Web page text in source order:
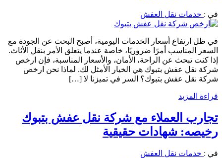
في : خدمات نقل العفش
في ظل ارتفاع أسعار الخدمات اليومية، أصبح البحث عن الجودة مع
السعر المناسب أمرًا ضروريًا، خاصة عندما يتعلق الأمر بنقل الأثاث.
إذا كنت تبحث عن الراحة، الأمان، والأسعار المناسبة، فإن ارخص
شركة نقل عفش بتبوك هي الخيار الأمثل لك. لماذا نحن ارخص
شركة نقل عفش بتبوك؟ السر في تميزنا لا […]
قراءة المزيد
تجارب العملاء مع شركة نقل عفش بتبوك
رخيصه: شهادات حقيقية
في : خدمات نقل العفش